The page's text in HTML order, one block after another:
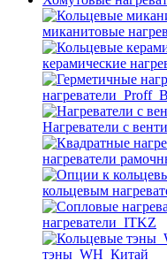
миканитовые
керамические
Нагреватели с
нагреватели
кольцевым
нагреватели_ITKZ
тэны_WH_Китай